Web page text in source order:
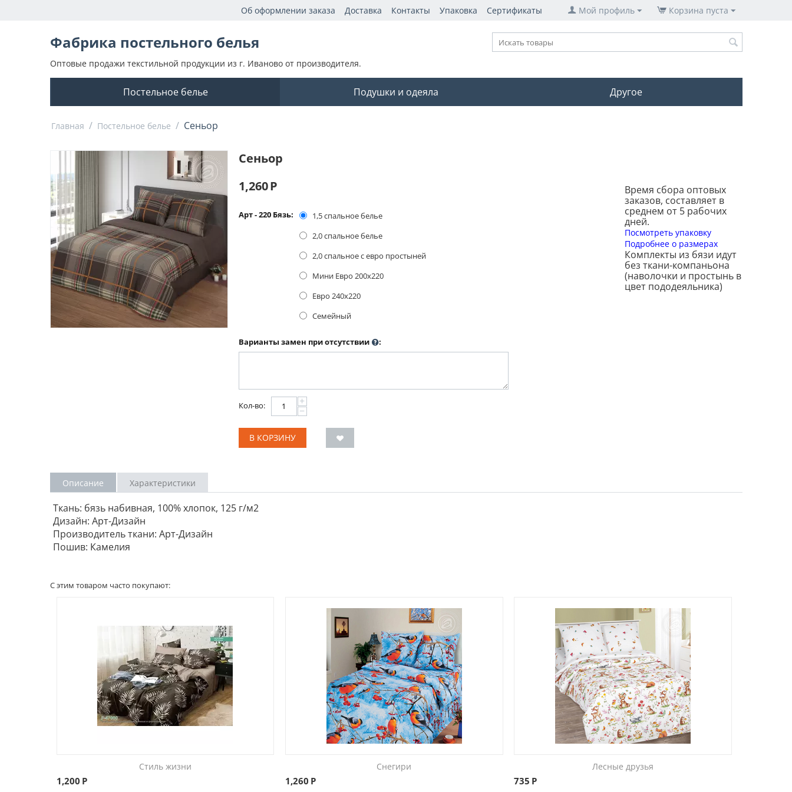
Корзина пуста
Мой профиль
Об оформлении заказа Доставка Контакты Упаковка Сертификаты
Фабрика постельного белья
Оптовые продажи текстильной продукции из г. Иваново от производителя.
Постельное белье Подушки и одеяла Другое
Главная / Постельное белье / Сеньор
Сеньор
Время сбора оптовых
заказов, составляет в
среднем от 5 рабочих
дней.
Посмотреть упаковку
Подробнее о размерах
Комплекты из бязи идут
без ткани-компаньона
(наволочки и простынь в
цвет пододеяльника)
1,260Р
Арт - 220 Бязь:
1,5 спальное белье
2,0 спальное белье
2,0 спальное с евро простыней
Мини Евро 200x220
Евро 240x220
Семейный
Варианты замен при отсутствии :
Кол-во: +
−
В КОРЗИНУ
Описание Характеристики
Ткань: бязь набивная, 100% хлопок, 125 г/м2
Дизайн: Арт-Дизайн
Производитель ткани: Арт-Дизайн
Пошив: Камелия
С этим товаром часто покупают:
Стиль жизни
1,200 Р
Снегири
1,260 Р
Лесные друзья
735 Р